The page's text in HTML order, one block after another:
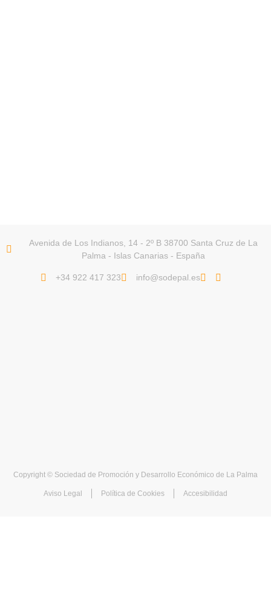
Avenida de Los Indianos, 14 - 2º B 38700 Santa Cruz de La
Palma - Islas Canarias - España
+34 922 417 323 info@sodepal.es
Copyright © Sociedad de Promoción y Desarrollo Económico de La Palma
Aviso Legal Política de Cookies Accesibilidad